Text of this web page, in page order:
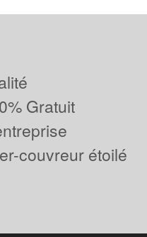
Gratuit
couvreur étoilé